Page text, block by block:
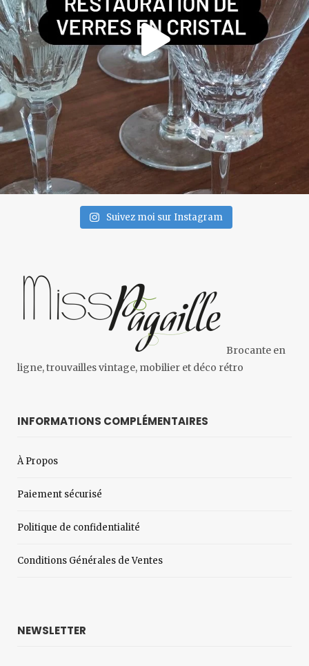
Suivez moi sur Instagram
Brocante en
ligne, trouvailles vintage, mobilier et déco rétro
INFORMATIONS COMPLÉMENTAIRES
À Propos
Paiement sécurisé
Politique de confidentialité
Conditions Générales de Ventes
NEWSLETTER